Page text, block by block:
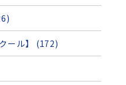
ール】 (172)